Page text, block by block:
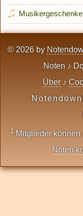
Musikergeschenke
© 2026 by
Noten ♪
Über ♪
1 Mitglieder
Noten